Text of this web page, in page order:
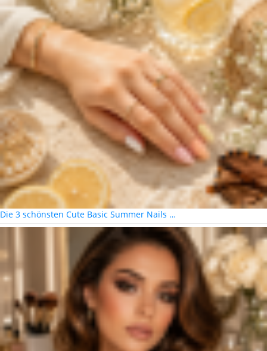
Die 3 schönsten Cute Basic Summer Nails …